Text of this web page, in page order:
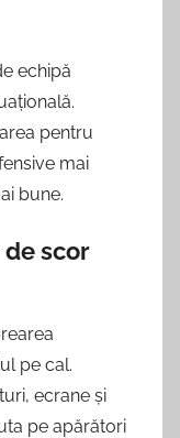
echipă
pentru
mai
bune.
scor
pe cal.
ecrane și
pe apărători